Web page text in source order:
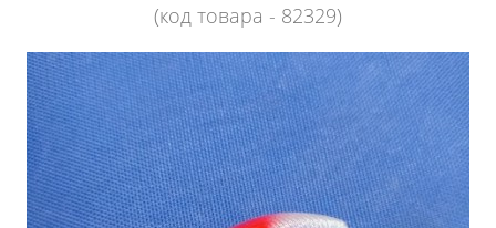
(код товара - 82329)